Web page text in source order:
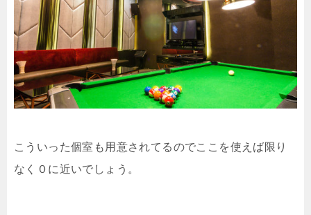
こういった個室も用意されてるのでここを使えば限り
なく０に近いでしょう。